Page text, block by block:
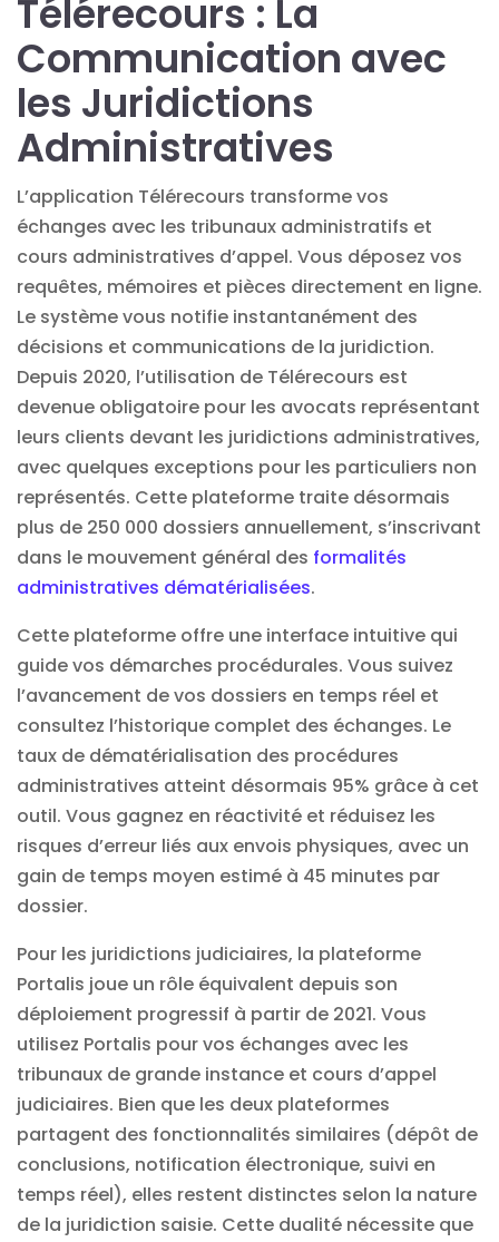
Télérecours : La
Communication avec
les Juridictions
Administratives
L’application Télérecours transforme vos
échanges avec les tribunaux administratifs et
cours administratives d’appel. Vous déposez vos
requêtes, mémoires et pièces directement en ligne.
Le système vous notifie instantanément des
décisions et communications de la juridiction.
Depuis 2020, l’utilisation de Télérecours est
devenue obligatoire pour les avocats représentant
leurs clients devant les juridictions administratives,
avec quelques exceptions pour les particuliers non
représentés. Cette plateforme traite désormais
plus de 250 000 dossiers annuellement, s’inscrivant
dans le mouvement général des formalités
administratives dématérialisées.
Cette plateforme offre une interface intuitive qui
guide vos démarches procédurales. Vous suivez
l’avancement de vos dossiers en temps réel et
consultez l’historique complet des échanges. Le
taux de dématérialisation des procédures
administratives atteint désormais 95% grâce à cet
outil. Vous gagnez en réactivité et réduisez les
risques d’erreur liés aux envois physiques, avec un
gain de temps moyen estimé à 45 minutes par
dossier.
Pour les juridictions judiciaires, la plateforme
Portalis joue un rôle équivalent depuis son
déploiement progressif à partir de 2021. Vous
utilisez Portalis pour vos échanges avec les
tribunaux de grande instance et cours d’appel
judiciaires. Bien que les deux plateformes
partagent des fonctionnalités similaires (dépôt de
conclusions, notification électronique, suivi en
temps réel), elles restent distinctes selon la nature
de la juridiction saisie. Cette dualité nécessite que